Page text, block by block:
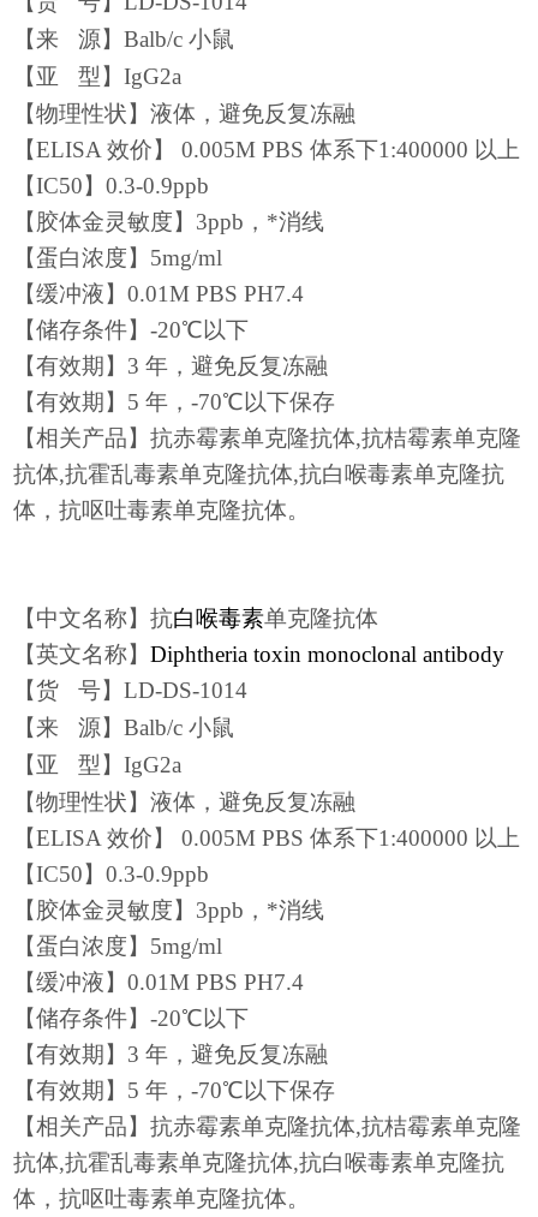
【来 源】Balb/c 小鼠
【亚 型 】IgG2a
【物理性状】液体，避免反复冻融
【ELISA 效价】 0.005M PBS 体系下1:400000 以上
【IC50】0.3-0.9ppb
【胶体金灵敏度】 3ppb，*消线
【蛋白浓度】 5mg/ml
【缓冲液】0.01M PBS PH7.4
【储存条件】-20℃以下
【有效期】3 年，避免反复冻融
【有效期】5 年，-70℃以下保存
【相关产品】抗赤霉素单克隆抗体,抗桔霉素单克隆
抗体,抗霍乱毒素单克隆抗体,抗白喉毒素单克隆抗
体，抗呕吐毒素单克隆抗体。
【中文名称】抗白喉毒素单克隆抗体
【英文名称】Diphtheria toxin monoclonal antibody
【货 号】LD-DS-1014
【来 源】Balb/c 小鼠
【亚 型 】IgG2a
【物理性状】液体，避免反复冻融
【ELISA 效价】 0.005M PBS 体系下1:400000 以上
【IC50】0.3-0.9ppb
【胶体金灵敏度】 3ppb，*消线
【蛋白浓度】 5mg/ml
【缓冲液】0.01M PBS PH7.4
【储存条件】-20℃以下
【有效期】3 年，避免反复冻融
【有效期】5 年，-70℃以下保存
【相关产品】抗赤霉素单克隆抗体,抗桔霉素单克隆
抗体,抗霍乱毒素单克隆抗体,抗白喉毒素单克隆抗
体，抗呕吐毒素单克隆抗体。